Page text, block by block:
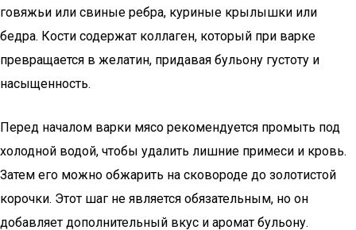
говяжьи или свиные ребра, куриные крылышки или
бедра. Кости содержат коллаген, который при варке
превращается в желатин, придавая бульону густоту и
насыщенность.
Перед началом варки мясо рекомендуется промыть под
холодной водой, чтобы удалить лишние примеси и кровь.
Затем его можно обжарить на сковороде до золотистой
корочки. Этот шаг не является обязательным, но он
добавляет дополнительный вкус и аромат бульону.